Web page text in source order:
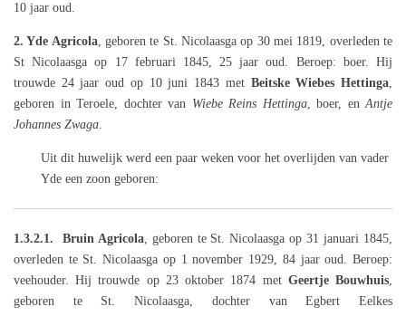
10 jaar oud.
2. Yde Agricola, geboren te St. Nicolaasga op 30 mei 1819, overleden te
St Nicolaasga op 17 februari 1845, 25 jaar oud. Beroep: boer. Hij
trouwde 24 jaar oud op 10 juni 1843 met Beitske Wiebes Hettinga,
geboren in Teroele, dochter van Wiebe Reins Hettinga, boer, en Antje
Johannes Zwaga.
Uit dit huwelijk werd een paar weken voor het overlijden van vader
Yde een zoon geboren:
1.3.2.1. Bruin Agricola, geboren te St. Nicolaasga op 31 januari 1845,
overleden te St. Nicolaasga op 1 november 1929, 84 jaar oud. Beroep:
veehouder. Hij trouwde op 23 oktober 1874 met Geertje Bouwhuis,
geboren te St. Nicolaasga, dochter van Egbert Eelkes